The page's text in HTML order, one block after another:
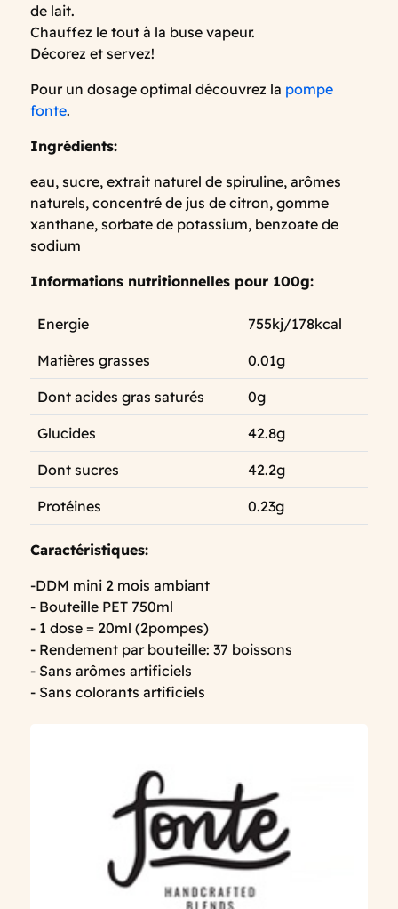
de lait.
Chauffez le tout à la buse vapeur.
Décorez et servez!
Pour un dosage optimal découvrez la pompe
fonte.
Ingrédients:
eau, sucre, extrait naturel de spiruline, arômes
naturels, concentré de jus de citron, gomme
xanthane, sorbate de potassium, benzoate de
sodium
Informations nutritionnelles pour 100g:
Energie 755kj/178kcal
Matières grasses 0.01g
Dont acides gras saturés 0g
Glucides 42.8g
Dont sucres 42.2g
Protéines 0.23g
Caractéristiques:
-DDM mini 2 mois ambiant
- Bouteille PET 750ml
- 1 dose = 20ml (2pompes)
- Rendement par bouteille: 37 boissons
- Sans arômes artificiels
- Sans colorants artificiels